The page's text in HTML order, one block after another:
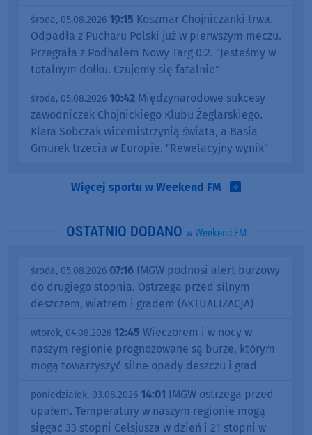
środa, 05.08.2026 19:15 Koszmar Chojniczanki trwa.
Odpadła z Pucharu Polski już w pierwszym meczu.
Przegrała z Podhalem Nowy Targ 0:2. "Jesteśmy w
totalnym dołku. Czujemy się fatalnie"
środa, 05.08.2026 10:42 Międzynarodowe sukcesy
zawodniczek Chojnickiego Klubu Żeglarskiego.
Klara Sobczak wicemistrzynią świata, a Basia
Gmurek trzecia w Europie. "Rewelacyjny wynik"
Więcej sportu w Weekend FM
OSTATNIO DODANO w Weekend FM
środa, 05.08.2026 07:16 IMGW podnosi alert burzowy
do drugiego stopnia. Ostrzega przed silnym
deszczem, wiatrem i gradem (AKTUALIZACJA)
wtorek, 04.08.2026 12:45 Wieczorem i w nocy w
naszym regionie prognozowane są burze, którym
mogą towarzyszyć silne opady deszczu i grad
poniedziałek, 03.08.2026 14:01 IMGW ostrzega przed
upałem. Temperatury w naszym regionie mogą
sięgać 33 stopni Celsjusza w dzień i 21 stopni w